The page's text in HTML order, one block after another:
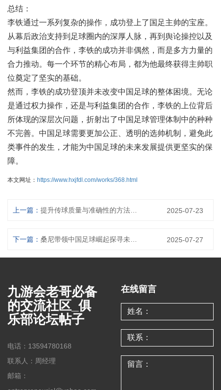
总结：
李铁通过一系列复杂的操作，成功登上了国足主帅的宝座。
从幕后政治支持到足球圈内的深厚人脉，再到舆论操控以及
与利益集团的合作，李铁的成功并非偶然，而是多方力量的
合力推动。每一个环节的精心布局，都为他最终获得主帅职
位奠定了坚实的基础。
然而，李铁的成功登顶并未改变中国足球的整体困境。无论
是通过权力操作，还是与利益集团的合作，李铁的上位背后
所体现的深层次问题，折射出了中国足球管理体制中的种种
不完善。中国足球需要更加公正、透明的选帅机制，避免此
类事件的发生，才能为中国足球的未来发展提供更坚实的保
障。
本文网址： https://www.hxjfdl.com/works/368.html
上一篇： 2025-07-23
下一篇： 2025-07-27
九游会老哥必备
的交流社区_俱
乐部论坛帖子
电话：13594780168
联系人：周经理
邮箱：
在线留言